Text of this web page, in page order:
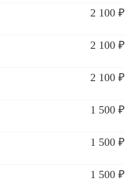
2 100 ₽
2 100 ₽
2 100 ₽
1 500 ₽
1 500 ₽
1 500 ₽